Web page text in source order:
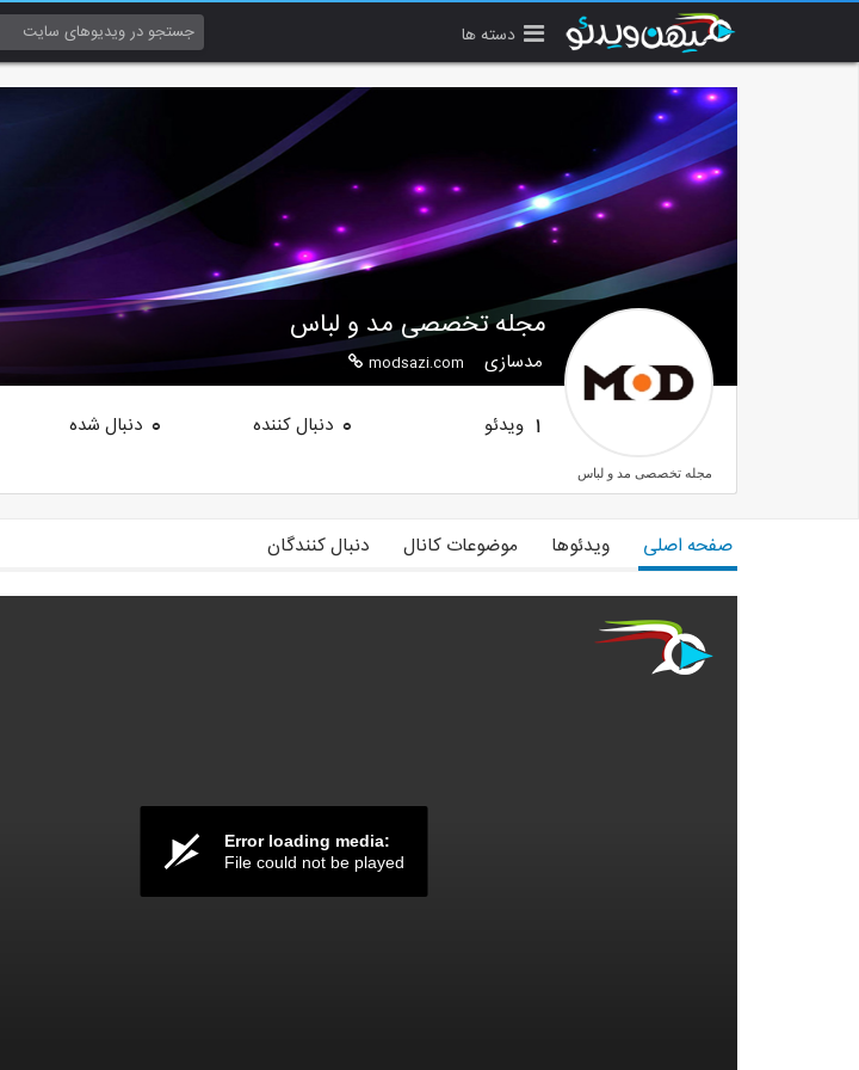
دسته ها
مجله تخصصی مد و لباس
مدسازی modsazi.com
1 ویدئو 0 دنبال کننده 0 دنبال شده
مجله تخصصی مد و لباس
صفحه اصلی ویدئوها موضوعات کانال دنبال کنندگان
Error loading media:
File could not be played